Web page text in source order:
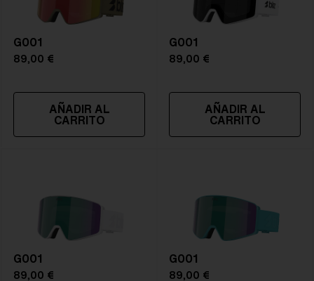
G001
89,00 €
AÑADIR AL
CARRITO
G001
89,00 €
AÑADIR AL
CARRITO
G001
89,00 €
G001
89,00 €